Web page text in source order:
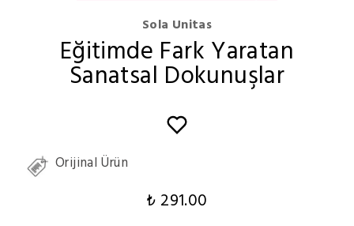
Sola Unitas
Eğitimde Fark Yaratan
Sanatsal Dokunuşlar
Orijinal Ürün
₺ 291.00